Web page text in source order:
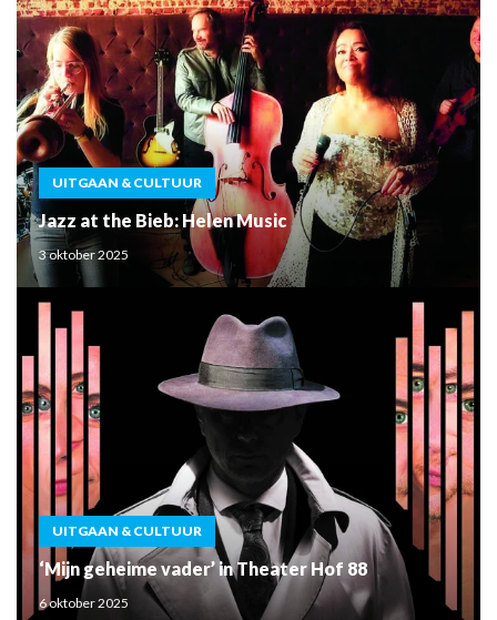
UITGAAN & CULTUUR
Jazz at the Bieb: Helen Music
3 oktober 2025
UITGAAN & CULTUUR
‘Mijn geheime vader’ in Theater Hof 88
6 oktober 2025